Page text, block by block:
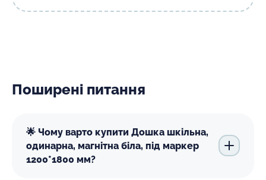
Поширені питання
🌟 Чому варто купити Дошка шкільна,
одинарна, магнітна біла, під маркер
1200*1800 мм?